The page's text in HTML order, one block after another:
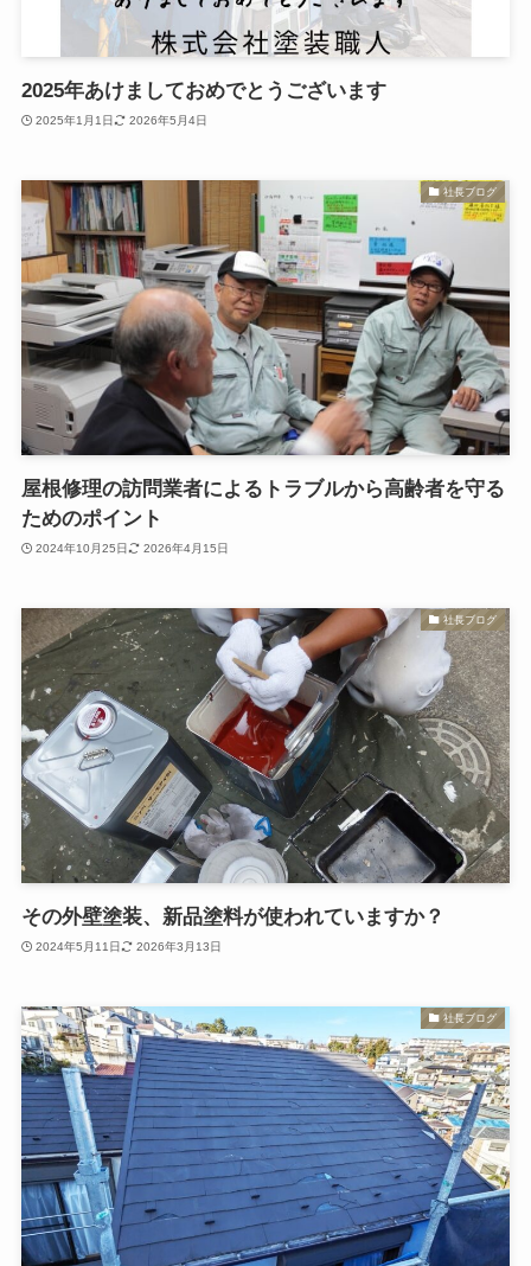
2025年あけましておめでとうございます
2025年1月1日 2026年5月4日
社長ブログ
屋根修理の訪問業者によるトラブルから高齢者を守る
ためのポイント
2024年10月25日 2026年4月15日
社長ブログ
その外壁塗装、新品塗料が使われていますか？
2024年5月11日 2026年3月13日
社長ブログ